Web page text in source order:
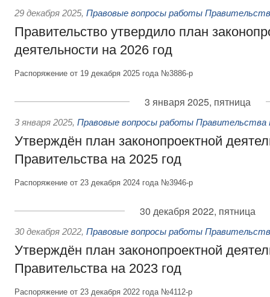
29 декабря 2025, Правовые вопросы работы
Правительство утвердило план
деятельности на 2026 год
Распоряжение от 19 декабря 2025 года №3886-р
3 января 2025, пятница
3 января 2025, Правовые вопросы работы Правительства
Утверждён план законопроектной
Правительства на 2025 год
Распоряжение от 23 декабря 2024 года №3946-р
30 декабря 2022, пятница
30 декабря 2022, Правовые вопросы работы
Утверждён план законопроектной
Правительства на 2023 год
Распоряжение от 23 декабря 2022 года №4112-р